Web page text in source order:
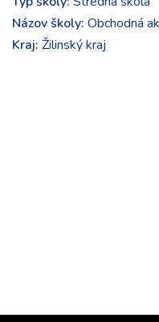
Názov školy: Obchodná
Kraj: Žilinský kraj